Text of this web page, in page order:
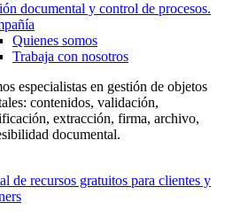
Quienes somos
Trabaja con nosotros
especialistas en gestión de objetos
contenidos, validación,
extracción, firma, archivo,
documental.
de recursos gratuitos para clientes y